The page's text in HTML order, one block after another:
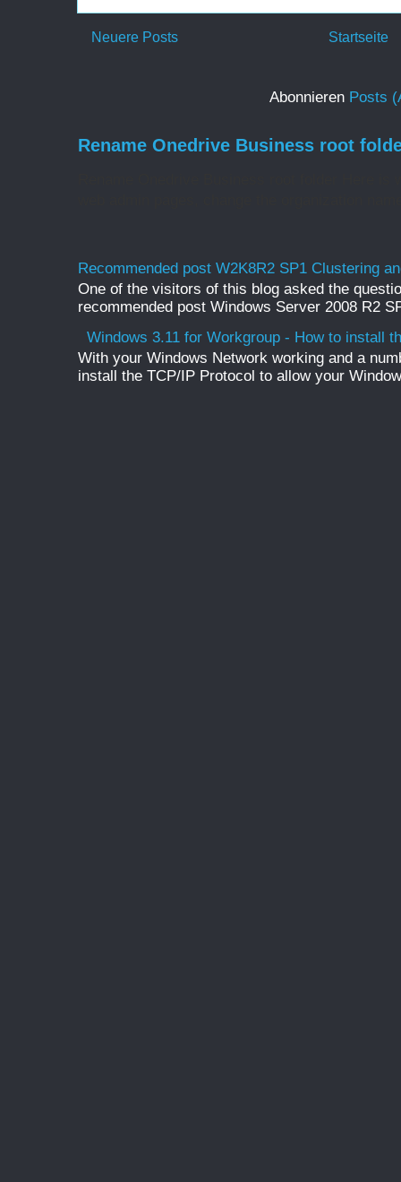
Neuere Posts Startseite
Abonnieren Posts
Rename Onedrive Business root
Recommended post W2K8R2 SP1 Clustering
One of the visitors of this blog asked the
recommended post Windows Server 2008 R2
Windows 3.11 for Workgroup - How to install
With your Windows Network working and a
install the TCP/IP Protocol to allow your